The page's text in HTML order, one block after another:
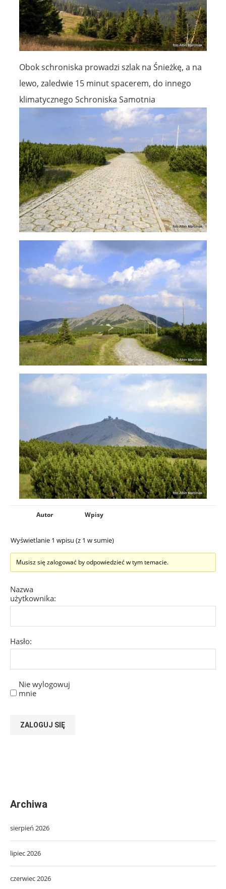
Obok schroniska prowadzi szlak na Śnieżkę, a na
lewo, zaledwie 15 minut spacerem, do innego
klimatycznego Schroniska Samotnia
Autor Wpisy
Wyświetlanie 1 wpisu (z 1 w sumie)
Musisz się zalogować by odpowiedzieć w tym temacie.
Nazwa
użytkownika:
Hasło:
Nie wylogowuj
mnie
ZALOGUJ SIĘ
Archiwa
sierpień 2026
lipiec 2026
czerwiec 2026